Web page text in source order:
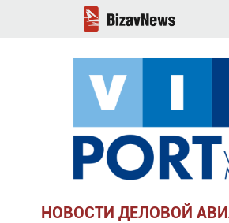
НОВОСТИ ДЕЛОВОЙ